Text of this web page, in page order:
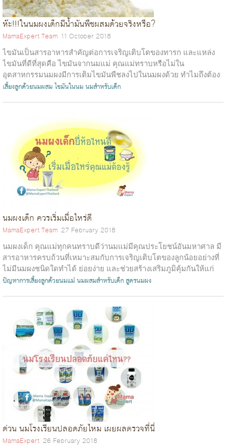
ห๊ะ!!!ในนมผงเด็กมีน้ำมันพืชผสมด้วยจริงหรือ?
MamaExpert Team 11 October 2018
ไขมันเป็นสารอาหารสำคัญต่อการเจริญเติบโตของทารก และแหล่ง
ไขมันที่ดีที่สุดคือ ไขมันจากนมแม่ คุณแม่ทราบหรือไม่ใน
อุตสาหกรรมนมผงมีการเติมไขมันพืชลงไปในนมผงด้วย ทำไมถึงต้อง
เติม? ไขมันจากพืชที่เติมในนมผงเด็...
เลี้ยงลูกด้วยนมผสมไขมันในนมนมสำหรับเด็ก
นมผงเด็ก ควรเริ่มเมื่อไหร่ดี
MamaExpert Team 27 February 2018
นมผงเด็ก คุณแม่ทุกคนทราบดีว่านมแม่มีคุณประโยชน์อันมหาศาล มี
สารอาหารครบถ้วนที่เหมาะสมกับการเจริญเติบโตของลูกน้อยอย่างที่
ไม่มีนมผงชนิดใดทำได้ ย่อยง่าย และช่วยสร้างเสริมภูมิคุ้มกันให้แก่
ลูก ...
ปัญหาการเลี้ยงลูกด้วยนมแม่นมผสมสำหรับเด็ก สูตรนมผง
ด่วน นมโรงเรียนปลอดภัยไหม เผยผลตรวจที่นี่
MamaExpert 26 February 2018